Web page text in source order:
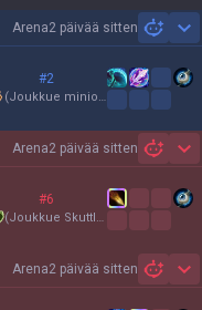
Arena2 päivää sitten
#2
(Joukkue minionit
Arena2 päivää sitten
#6
(Joukkue Skuttle
Arena2 päivää sitten